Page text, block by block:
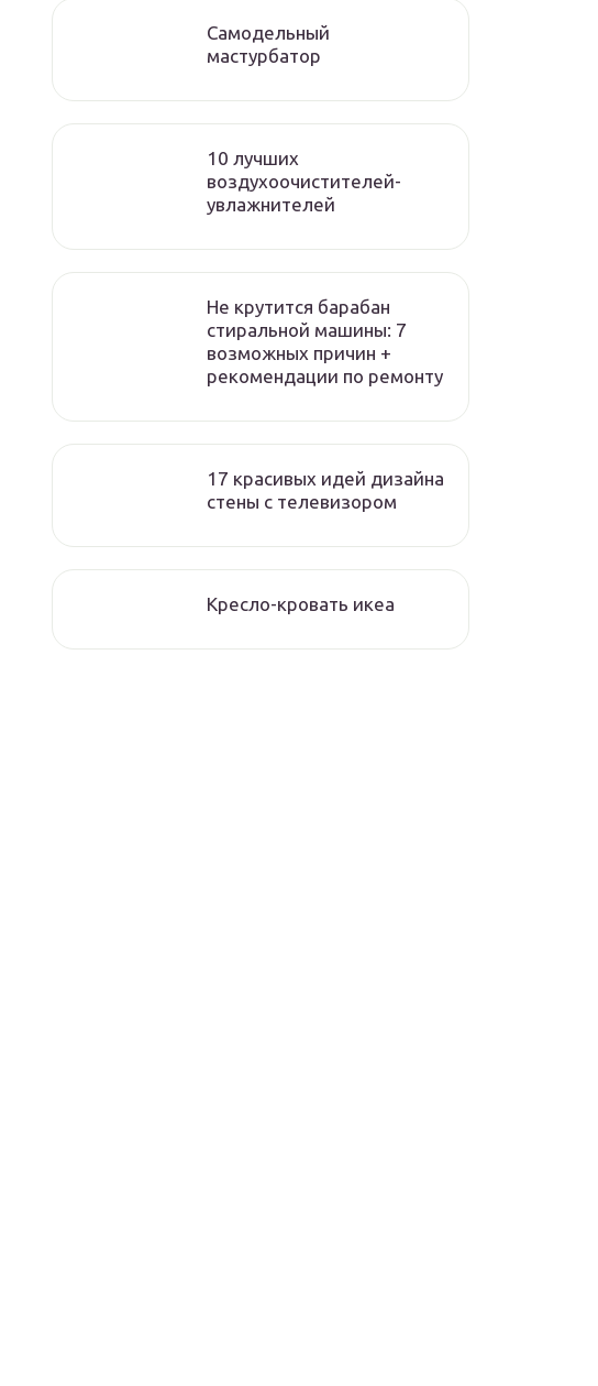
Самодельный
мастурбатор
10 лучших
воздухоочистителей-
увлажнителей
Не крутится барабан
стиральной машины: 7
возможных причин +
рекомендации по ремонту
17 красивых идей дизайна
стены с телевизором
Кресло-кровать икеа